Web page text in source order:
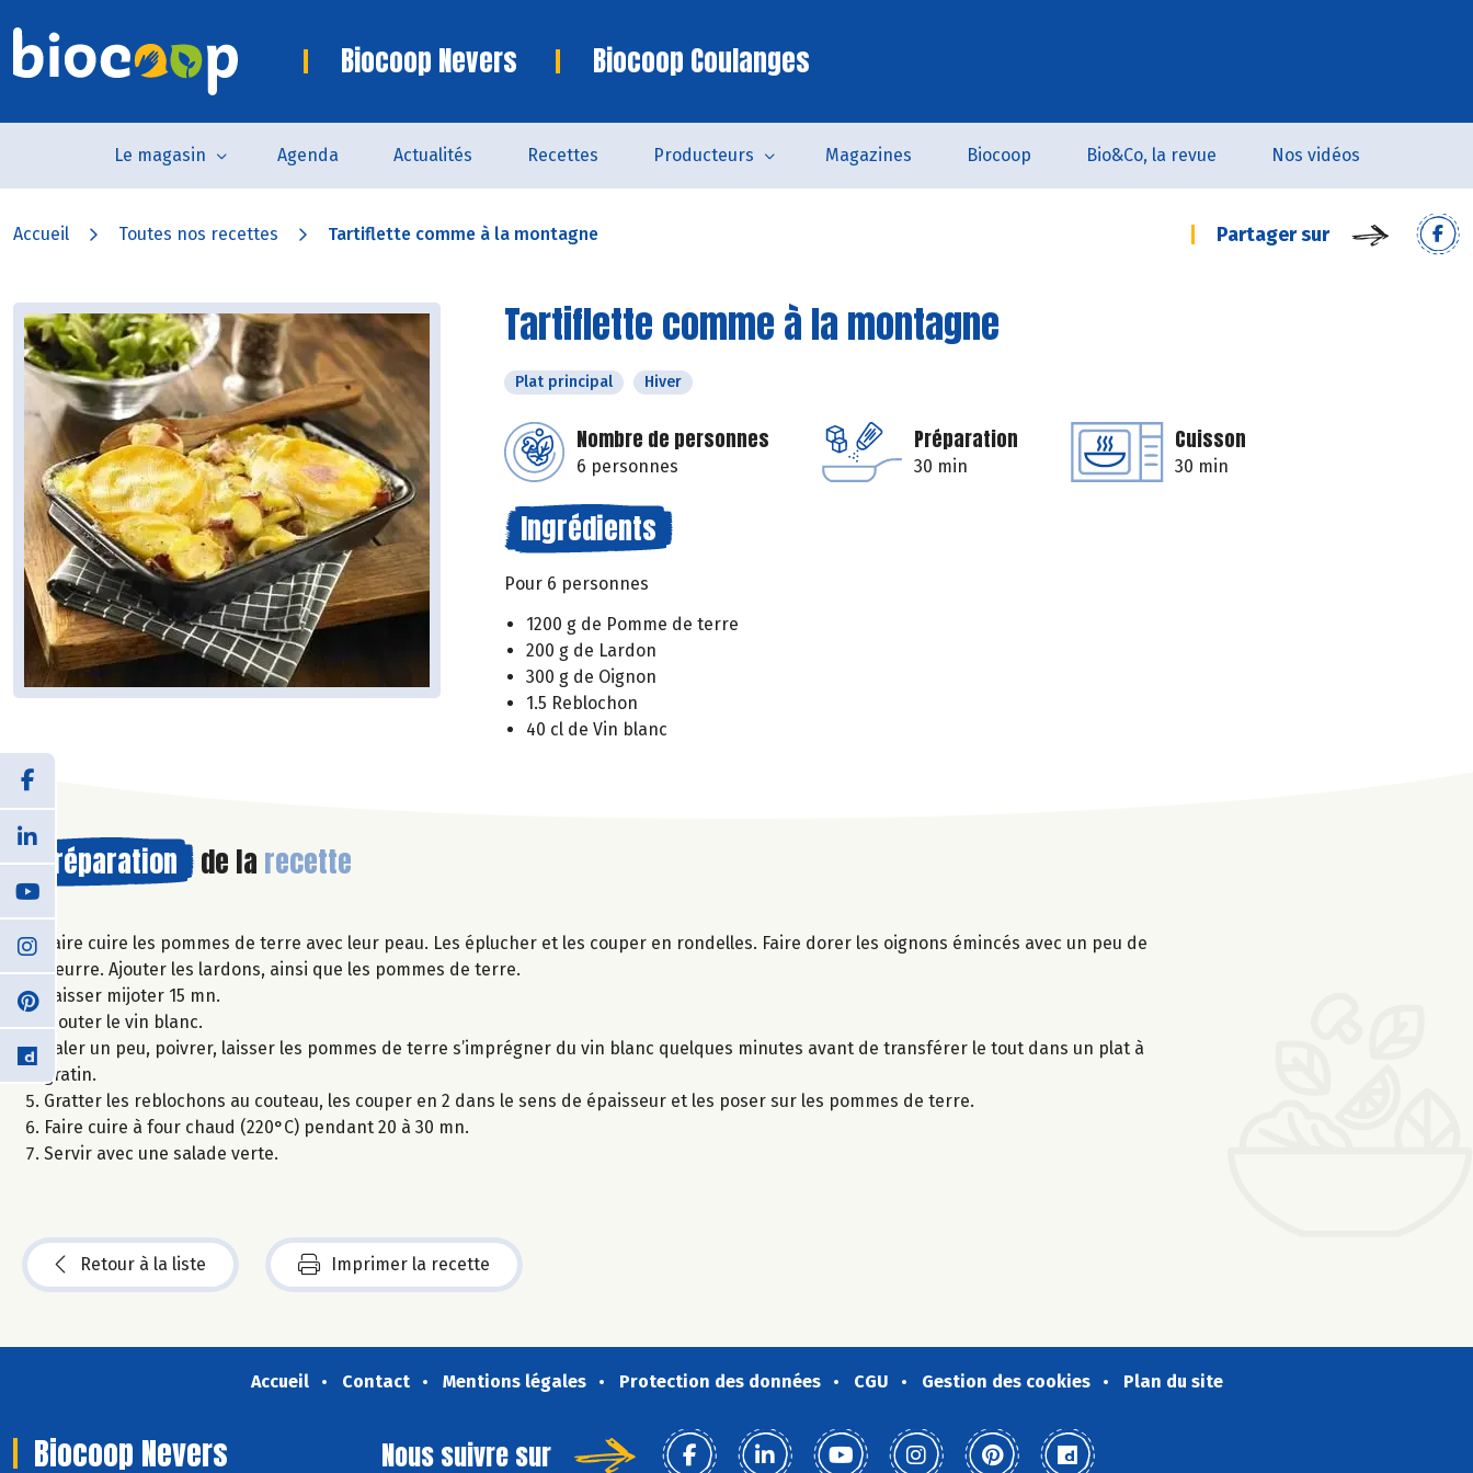
Biocoop Nevers Biocoop Coulanges
Le magasin Agenda Actualités Recettes Producteurs Magazines Biocoop Bio&Co, la revue Nos vidéos
Accueil Toutes nos recettes Tartiflette comme à la montagne Partager sur
Tartiflette comme à la montagne
Plat principal Hiver
Nombre de personnes
6 personnes
Préparation
30 min
Cuisson
30 min
Ingrédients
Pour 6 personnes
1200 g de Pomme de terre
200 g de Lardon
300 g de Oignon
1.5 Reblochon
40 cl de Vin blanc
Préparation de la recette
Faire cuire les pommes de terre avec leur peau. Les éplucher et les couper en rondelles. Faire dorer les oignons émincés avec un peu de
beurre. Ajouter les lardons, ainsi que les pommes de terre.
Laisser mijoter 15 mn.
Ajouter le vin blanc.
Saler un peu, poivrer, laisser les pommes de terre s’imprégner du vin blanc quelques minutes avant de transférer le tout dans un plat à
gratin.
Gratter les reblochons au couteau, les couper en 2 dans le sens de épaisseur et les poser sur les pommes de terre.
Faire cuire à four chaud (220°C) pendant 20 à 30 mn.
Servir avec une salade verte.
Retour à la liste Imprimer la recette
Accueil Contact Mentions légales Protection des données CGU Gestion des cookies Plan du site
Biocoop Nevers Nous suivre sur